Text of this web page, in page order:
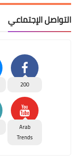
التواصل الإجتماعي
200
Arab
Trends